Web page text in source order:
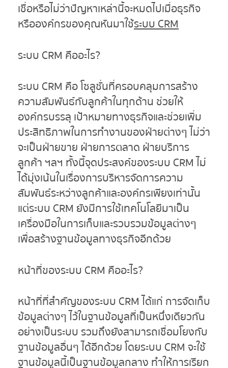
เชื่อหรือไม่ว่าปัญหาเหล่านี้จะหมดไปเมื่อธุรกิจ
หรือองค์กรของคุณหันมาใช้ระบบCRM
ระบบ CRM คืออะไร?
ระบบ CRM คือ โซลูชั่นที่ครอบคลุมการสร้าง
ความสัมพันธ์กับลูกค้าในทุกด้าน ช่วยให้
องค์กรบรรลุ เป้าหมายทางธุรกิจและช่วยเพิ่ม
ประสิทธิภาพในการทำงานของฝ่ายต่างๆ ไม่ว่า
จะเป็นฝ่ายขาย ฝ่ายการตลาด ฝ่ายบริการ
ลูกค้า ฯลฯ ทั้งนี้จุดประสงค์ของระบบ CRM ไม่
ได้มุ่งเน้นในเรื่องการบริหารจัดการความ
สัมพันธ์ระหว่างลูกค้าและองค์กรเพียงเท่านั้น
แต่ระบบ CRM ยังมีการใช้เทคโนโลยีมาเป็น
เครื่องมือในการเก็บและรวบรวมข้อมูลต่างๆ
เพื่อสร้างฐานข้อมูลทางธุรกิจอีกด้วย
หน้าที่ของระบบ CRM คืออะไร?
หน้าที่ที่สำคัญของระบบ CRM ได้แก่ การจัดเก็บ
ข้อมูลต่างๆ ไว้ในฐานข้อมูลที่เป็นหนึ่งเดียวกัน
อย่างเป็นระบบ รวมถึงยังสามารถเชื่อมโยงกับ
ฐานข้อมูลอื่นๆ ได้อีกด้วย โดยระบบ CRM จะใช้
ฐานข้อมูลนี้เป็นฐานข้อมูลกลาง ทำให้การเรียก